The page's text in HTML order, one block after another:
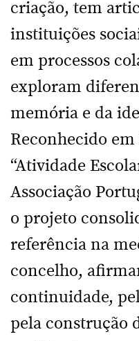
criação, tem
instituições
em processos
exploram
memória e da
Reconhecido
“Atividade
Associação
o projeto
referência na
concelho,
continuidade,
pela construção